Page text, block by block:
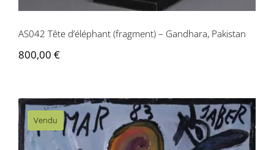
AS042 Tête d’éléphant (fragment) – Gandhara, Pakistan
800,00 €
Vendu